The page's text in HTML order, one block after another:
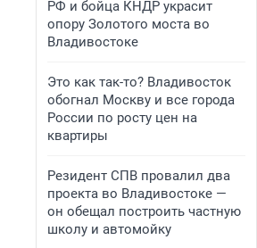
РФ и бойца КНДР украсит
опору Золотого моста во
Владивостоке
Это как так-то? Владивосток
обогнал Москву и все города
России по росту цен на
квартиры
Резидент СПВ провалил два
проекта во Владивостоке —
он обещал построить частную
школу и автомойку